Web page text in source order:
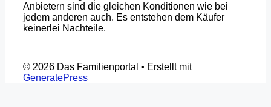
Anbietern sind die gleichen Konditionen wie bei
jedem anderen auch. Es entstehen dem Käufer
keinerlei Nachteile.
© 2026 Das Familienportal • Erstellt mit
GeneratePress